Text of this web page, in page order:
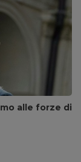
alle forze di